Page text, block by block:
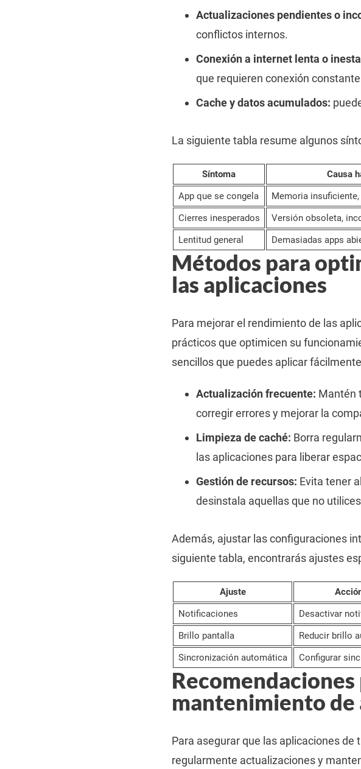
Actualizaciones pendientes o
conflictos internos.
Conexión a internet lenta o
que requieren conexión
Cache y datos acumulados:
La siguiente tabla resume algunos
Síntoma
Causa
App que se congela
Memoria
Cierres inesperados
Versión obsoleta,
Lentitud general
Demasiadas apps
Métodos para
las aplicaciones
Para mejorar el rendimiento de las
prácticos que optimicen su
sencillos que puedes aplicar
Actualización frecuente: Mantén
corregir errores y mejorar la
Limpieza de caché: Borra
las aplicaciones para liberar
Gestión de recursos: Evita tener
desinstala aquellas que no
Además, ajustar las configuraciones
siguiente tabla, encontrarás ajustes
Ajuste
Notificaciones
Desactivar
Brillo pantalla
Reducir brillo
Sincronización automática
Configurar
mantenimiento de
Para asegurar que las aplicaciones
regularmente actualizaciones y